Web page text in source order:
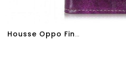
Housse Oppo Find X3 Neo Effet Cuir Coutures Apparentes